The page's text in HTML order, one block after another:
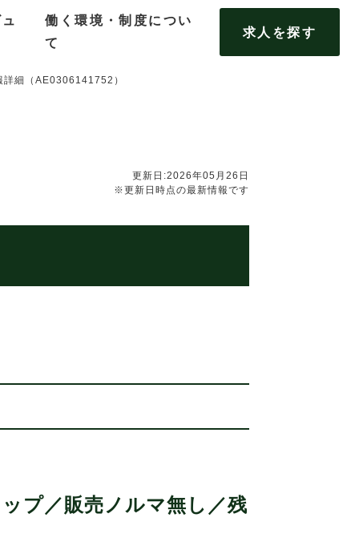
働く環境・制度につい
て
求人を探す
詳細（AE0306141752）
更新日:2026年05月26日
※更新日時点の最新情報です
プ／販売ノルマ無し／残